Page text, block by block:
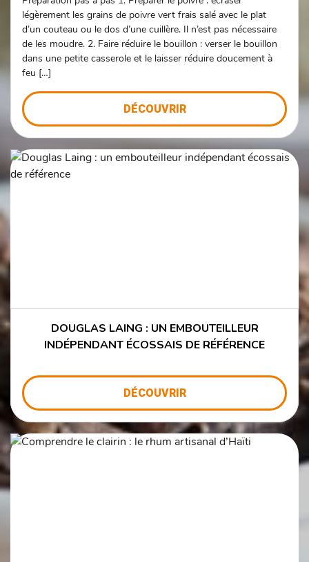
légèrement les grains de poivre vert frais salé avec le plat
d’un couteau ou le dos d’une cuillère. Il n’est pas nécessaire
de les moudre. 2. Faire réduire le bouillon : verser le bouillon
dans une petite casserole et le laisser réduire doucement à
feu […]
DÉCOUVRIR
DOUGLAS LAING : UN EMBOUTEILLEUR
INDÉPENDANT ÉCOSSAIS DE RÉFÉRENCE
DÉCOUVRIR